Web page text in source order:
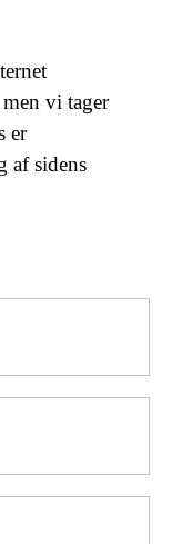
vi tager
er
af sidens